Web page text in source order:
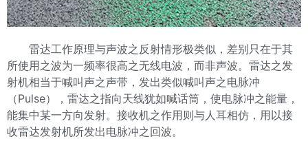
雷达工作原理与声波之反射情形极类似，差别只在于其
所使用之波为一频率很高之无线电波，而非声波。雷达之发
射机相当于喊叫声之声带，发出类似喊叫声之电脉冲
（Pulse），雷达之指向天线犹如喊话筒，使电脉冲之能量，
能集中某一方向发射。接收机之作用则与人耳相仿，用以接
收雷达发射机所发出电脉冲之回波。